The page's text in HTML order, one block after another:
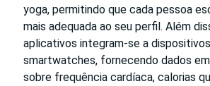
yoga, permitindo que cada pessoa
mais adequada ao seu perfil. Além
aplicativos integram-se a
smartwatches, fornecendo dados
sobre frequência cardíaca, calorias